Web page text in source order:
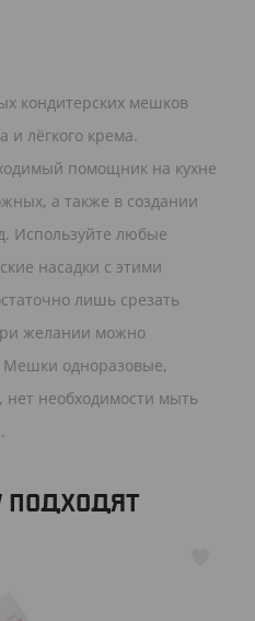
кондитерских мешков
и лёгкого крема.
помощник на кухне
а также в создании
Используйте любые
насадки с этими
лишь срезать
желании можно
Мешки одноразовые,
нет необходимости мыть
ПОДХОДЯТ